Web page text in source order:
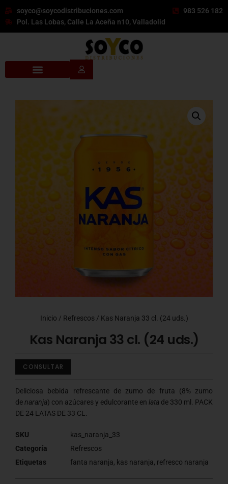
soyco@soycodistribuciones.com
983 526 182
Pol. Las Lobas, Calle La Aceña n10, Valladolid
Inicio / Refrescos / Kas Naranja 33 cl. (24 uds.)
Kas Naranja 33 cl. (24 uds.)
CONSULTAR
Deliciosa bebida refrescante de zumo de fruta (8% zumo
denaranja) con azúcares y edulcorante en lata de 330 ml. PACK
DE 24 LATAS DE 33 CL.
SKU
kas_naranja_33
Categoría
Refrescos
Etiquetas
fanta naranja, kas naranja, refresco naranja